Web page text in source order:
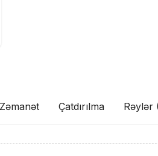
Zəmanət Çatdırılma Rəylər